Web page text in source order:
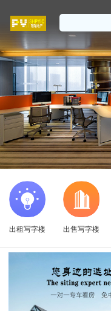
出租写字楼 出售写字楼